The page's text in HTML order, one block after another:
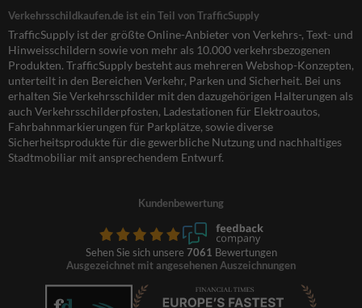
Verkehrsschildkaufen.de ist ein Teil von TrafficSupply
TrafficSupply ist der größte Online-Anbieter von Verkehrs-, Text- und
Hinweisschildern sowie von mehr als 10.000 verkehrsbezogenen
Produkten. TrafficSupply besteht aus mehreren Webshop-Konzepten,
unterteilt in den Bereichen Verkehr, Parken und Sicherheit. Bei uns
erhalten Sie Verkehrsschilder mit den dazugehörigen Halterungen als
auch Verkehrsschilderpfosten, Ladestationen für Elektroautos,
Fahrbahnmarkierungen für Parkplätze, sowie diverse
Sicherheitsprodukte für die gewerbliche Nutzung und nachhaltiges
Stadtmobiliar mit ansprechendem Entwurf.
Kundenbewertung
Sehen Sie sich unsere 7061 Bewertungen
Ausgezeichnet mit angesehenen Auszeichnungen